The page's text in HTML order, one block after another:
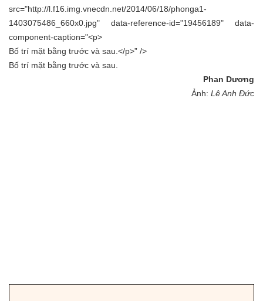
src="http://l.f16.img.vnecdn.net/2014/06/18/phonga1-
1403075486_660x0.jpg" data-reference-id="19456189" data-
component-caption="<p>
Bố trí mặt bằng trước và sau.</p>” />
Bố trí mặt bằng trước và sau.
Phan Dương
Ảnh: Lê Anh Đức